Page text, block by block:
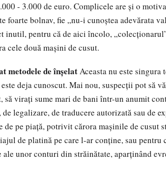
- 3.000 de euro. Complicele are şi o
foarte bolnav, fie „nu-i cunoştea adevărata
inutil, pentru că de aici încolo,
cele două maşini de cusut.
metodele de înşelatAceasta nu este singura
deja cunoscut. Mai nou, suspecţii pot să
să viraţi sume mari de bani într-un anumit
de legalizare, de traducere autorizată sau de
de pe piaţă, potrivit cărora maşinile de cusut
de platină pe care l-ar conţine, sau
ale unor conturi din străinătate, aparţinând